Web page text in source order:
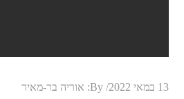
Posted
13 במאי 2022 By: אוריה בר-מאיר